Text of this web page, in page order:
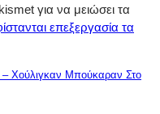
για να μειώσει τα
επεξεργασία τα
Χούλιγκαν Μπούκαραν Στο